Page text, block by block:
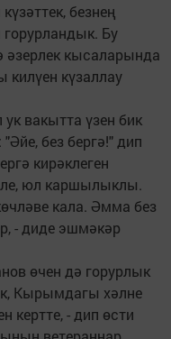
безнең
Бу
әзерлек кысаларында
күзаллау
вакытта үзен бик
без бергә!" дип
кирәклеген
юл каршылыклы.
кала. Әмма без
- диде эшмәкәр
өчен дә горурлык
Кырымдагы хәлне
кертте, - дип өсти